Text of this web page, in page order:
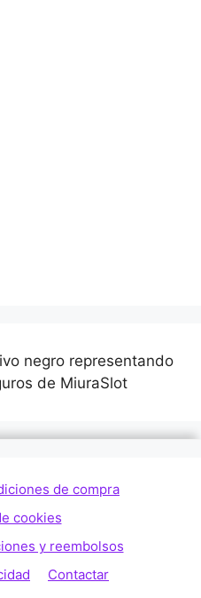
de compra
cookies
y reembolsos
Contactar